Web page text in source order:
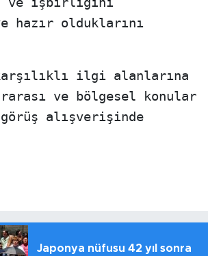
hazır olduklarını
ilgi alanlarına
ve bölgesel konular
görüş alışverişinde
Japonya nüfusu 42 yıl sonra